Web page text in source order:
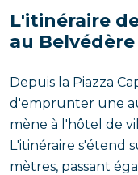
L'itinéraire
au
Depuis la Piazza
d'emprunter une
mène à l'hôtel de
L'itinéraire s'étend
mètres, passant